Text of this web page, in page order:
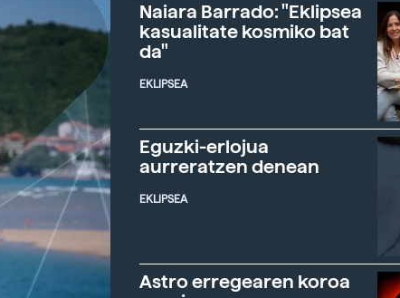
Naiara Barrado: "Eklipsea
kasualitate kosmiko bat
da"
EKLIPSEA
Eguzki-erlojua
aurreratzen denean
EKLIPSEA
Astro erregearen koroa